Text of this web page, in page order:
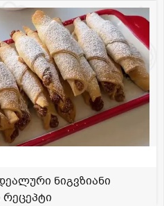
ნიგვზიანი
რეცეპტი